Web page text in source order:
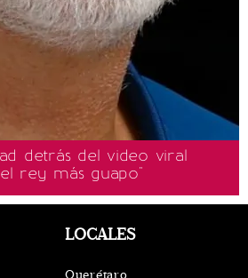
detrás del video viral
rey más guapo"
LOCALES
Querétaro